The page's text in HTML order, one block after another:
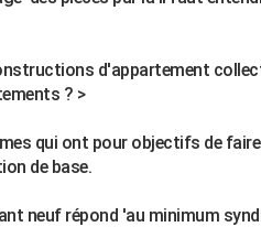
d'appartement
? >
qui ont pour objectifs de faire
de base.
neuf répond 'au minimum